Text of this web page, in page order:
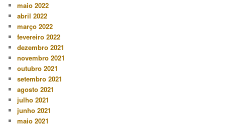
maio 2022
abril 2022
março 2022
fevereiro 2022
dezembro 2021
novembro 2021
outubro 2021
setembro 2021
agosto 2021
julho 2021
junho 2021
maio 2021